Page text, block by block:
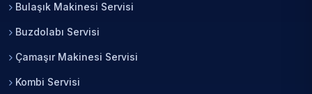
Bulaşık Makinesi Servisi
Buzdolabı Servisi
Çamaşır Makinesi Servisi
Kombi Servisi